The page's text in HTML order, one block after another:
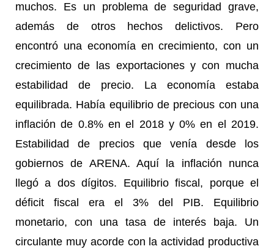
muchos. Es un problema de seguridad grave,
además de otros hechos delictivos. Pero
encontró una economía en crecimiento, con un
crecimiento de las exportaciones y con mucha
estabilidad de precio. La economía estaba
equilibrada. Había equilibrio de precious con una
inflación de 0.8% en el 2018 y 0% en el 2019.
Estabilidad de precios que venía desde los
gobiernos de ARENA. Aquí la inflación nunca
llegó a dos dígitos. Equilibrio fiscal, porque el
déficit fiscal era el 3% del PIB. Equilibrio
monetario, con una tasa de interés baja. Un
circulante muy acorde con la actividad productiva